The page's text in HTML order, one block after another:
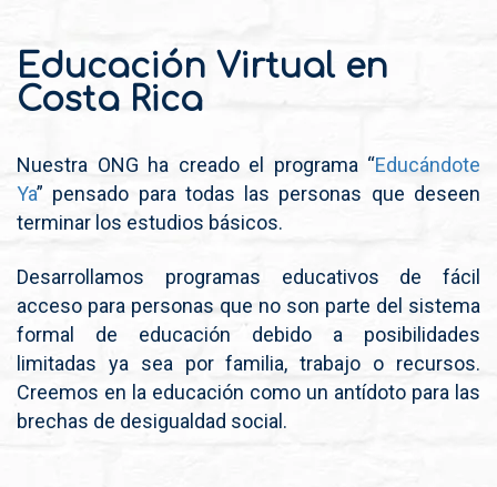
Educación Virtual en
Costa Rica
Nuestra ONG ha creado el programa “Educándote
Ya” pensado para todas las personas que deseen
terminar los estudios básicos.
Desarrollamos programas educativos de fácil
acceso para personas que no son parte del sistema
formal de educación debido a posibilidades
limitadas ya sea por familia, trabajo o recursos.
Creemos en la educación como un antídoto para las
brechas de desigualdad social.